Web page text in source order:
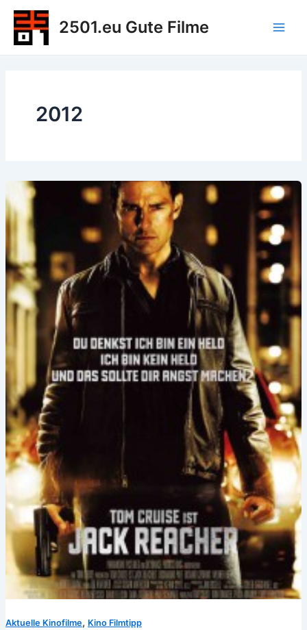
Zum
Inhalt
springen
2501.eu Gute Filme
2012
Aktuelle Kinofilme, Kino Filmtipp